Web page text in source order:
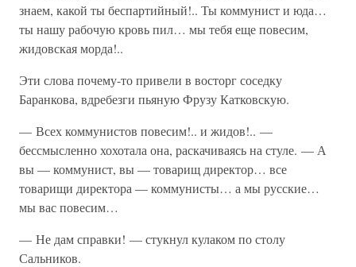
знаем, какой ты беспартийный!.. Ты коммунист и юда…
ты нашу рабочую кровь пил… мы тебя еще повесим,
жидовская морда!..
Эти слова почему-то привели в восторг соседку
Баранкова, вдребезги пьяную Фрузу Катковскую.
— Всех коммунистов повесим!.. и жидов!.. —
бессмысленно хохотала она, раскачиваясь на стуле. — А
вы — коммунист, вы — товарищ директор… все
товарищи директора — коммунисты… а мы русские…
мы вас повесим…
— Не дам справки! — стукнул кулаком по столу
Сальников.